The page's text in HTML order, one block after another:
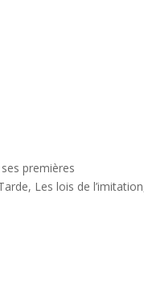
premières
Les lois de